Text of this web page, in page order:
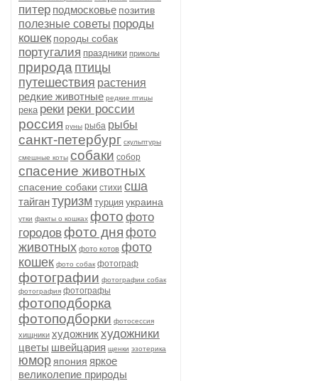
питер подмосковье позитив
полезные советы породы
кошек породы собак
португалия праздники приколы
природа птицы
путешествия растения
редкие животные редкие птицы
река реки реки россии
россия руны рыба рыбы
санкт-петербург скульптуры
смешные коты собаки собор
спасение животных
спасение собаки стихи сша
тайгантуризм турция украина
утки факты о кошках фото фото
городовфото дня фото
животных фото котов фото
кошек фото собак фотограф
фотографии фотографии собак
фотография фотографы
фотоподборка
фотоподборки фотосессия
хищники художникхудожники
цветы швейцария щенки эзотерика
юмор япония яркое
великолепие природы